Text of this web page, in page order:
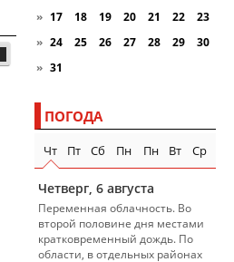
» 17 18 19 20 21 22
23
» 24 25 26 27 28 29
30
» 31
ПОГОДА
Чт Пт Сб Пн Пн Вт Ср
Четверг, 6 августа
Переменная облачность. Во
второй половине дня местами
кратковременный дождь. По
области, в отдельных районах